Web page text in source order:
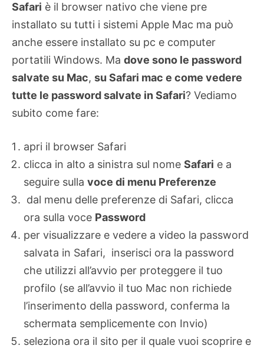
Safari è il browser nativo che viene pre
installato su tutti i sistemi Apple Mac ma può
anche essere installato su pc e computer
portatili Windows. Ma dove sono le password
salvate su Mac, su Safari mac e come vedere
tutte le password salvate in Safari? Vediamo
subito come fare:
apri il browser Safari
clicca in alto a sinistra sul nome Safari e a
seguire sulla voce di menu Preferenze
dal menu delle preferenze di Safari, clicca
ora sulla voce Password
per visualizzare e vedere a video la password
salvata in Safari, inserisci ora la password
che utilizzi all’avvio per proteggere il tuo
profilo (se all’avvio il tuo Mac non richiede
l’inserimento della password, conferma la
schermata semplicemente con Invio)
seleziona ora il sito per il quale vuoi scoprire e